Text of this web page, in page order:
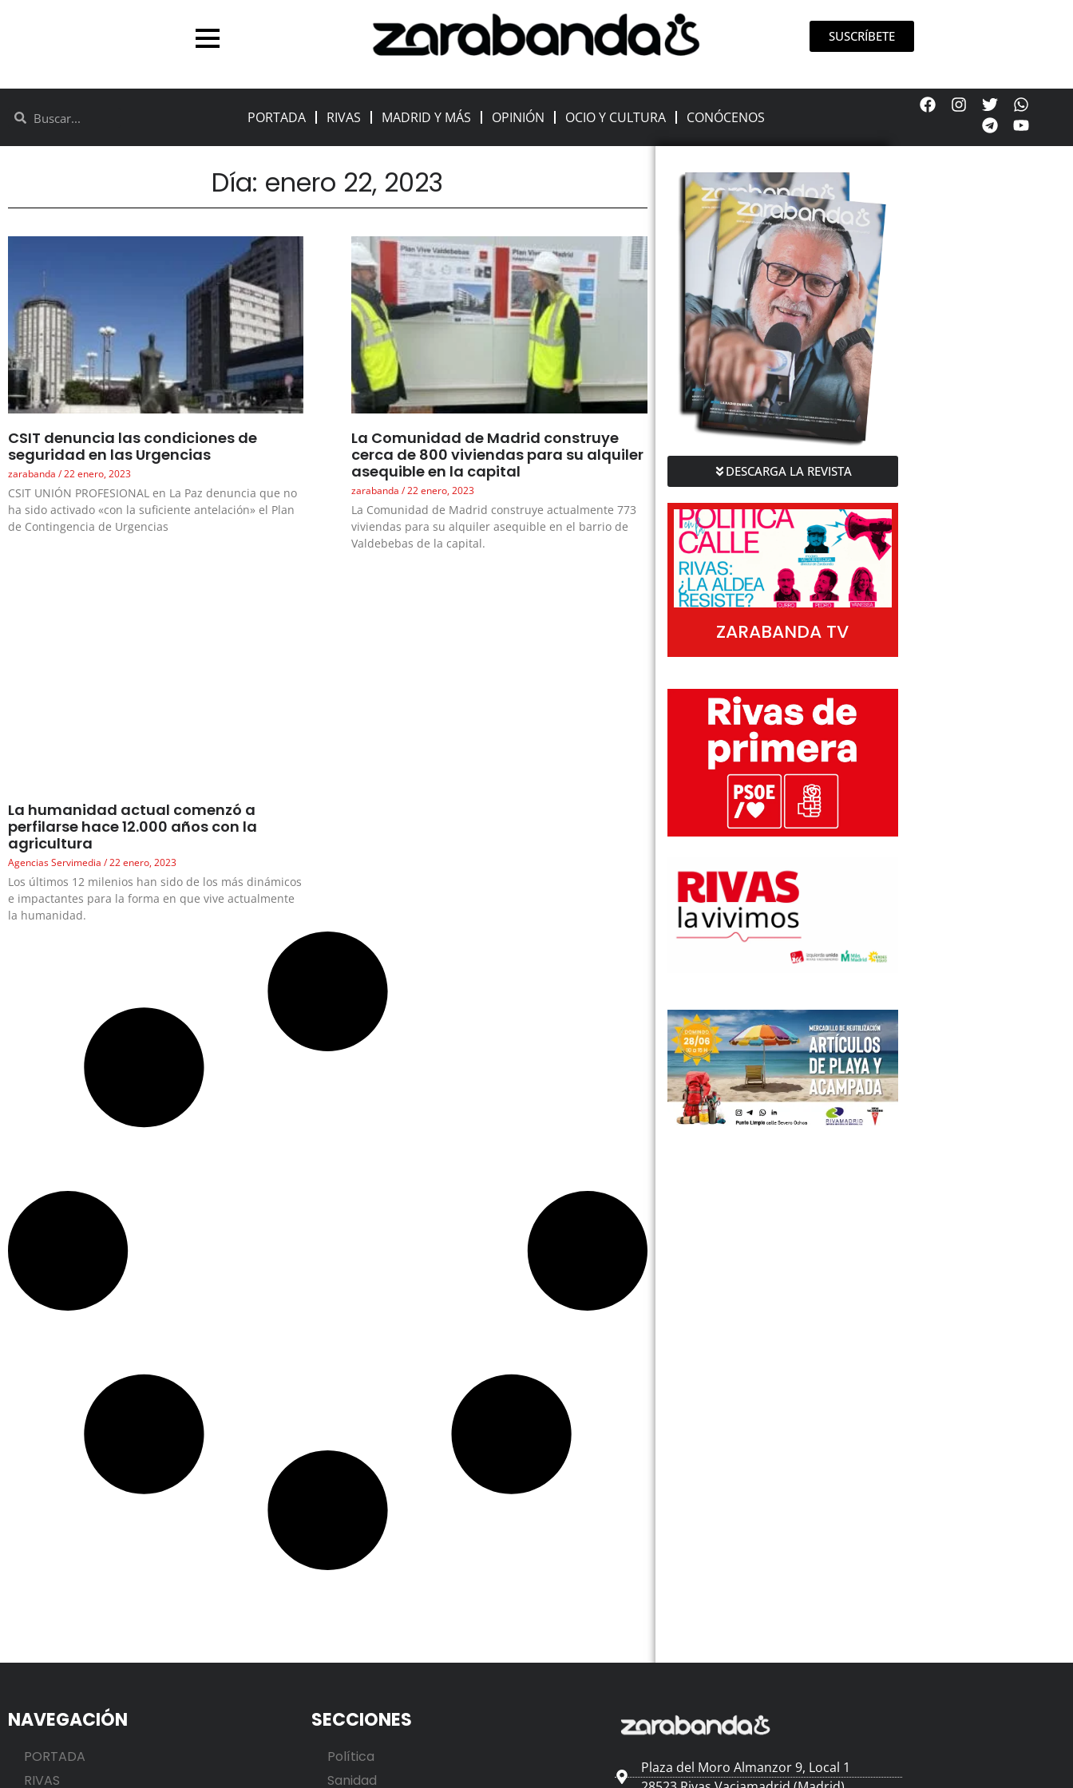
SUSCRÍBETE
PORTADA RIVAS MADRID Y MÁS OPINIÓN OCIO Y CULTURA CONÓCENOS
Día: enero 22, 2023
CSIT denuncia las condiciones de
seguridad en las Urgencias
zarabanda 22 enero, 2023
CSIT UNIÓN PROFESIONAL en La Paz denuncia que no
ha sido activado «con la suficiente antelación» el Plan
de Contingencia de Urgencias
La Comunidad de Madrid construye
cerca de 800 viviendas para su alquiler
asequible en la capital
zarabanda 22 enero, 2023
La Comunidad de Madrid construye actualmente 773
viviendas para su alquiler asequible en el barrio de
Valdebebas de la capital.
La humanidad actual comenzó a
perfilarse hace 12.000 años con la
agricultura
Agencias Servimedia 22 enero, 2023
Los últimos 12 milenios han sido de los más dinámicos
e impactantes para la forma en que vive actualmente
la humanidad.
DESCARGA LA REVISTA
ZARABANDA TV
NAVEGACIÓN
PORTADA
RIVAS
SECCIONES
Política
Sanidad
Plaza del Moro Almanzor 9, Local 1